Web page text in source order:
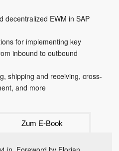
decentralized EWM in SAP
for implementing key
inbound to outbound
shipping and receiving, cross-
and more
Zum E-Book